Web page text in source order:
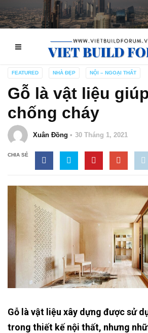
FEATURED NHÀ ĐẸP NỘI – NGOẠI THẤT
Gỗ là vật liệu
chống cháy
Xuân Đồng 30 Tháng 1, 2021
CHIA SẺ
Gỗ là vật liệu xây dựng được sử
trong thiết kế nội thất, nhưng